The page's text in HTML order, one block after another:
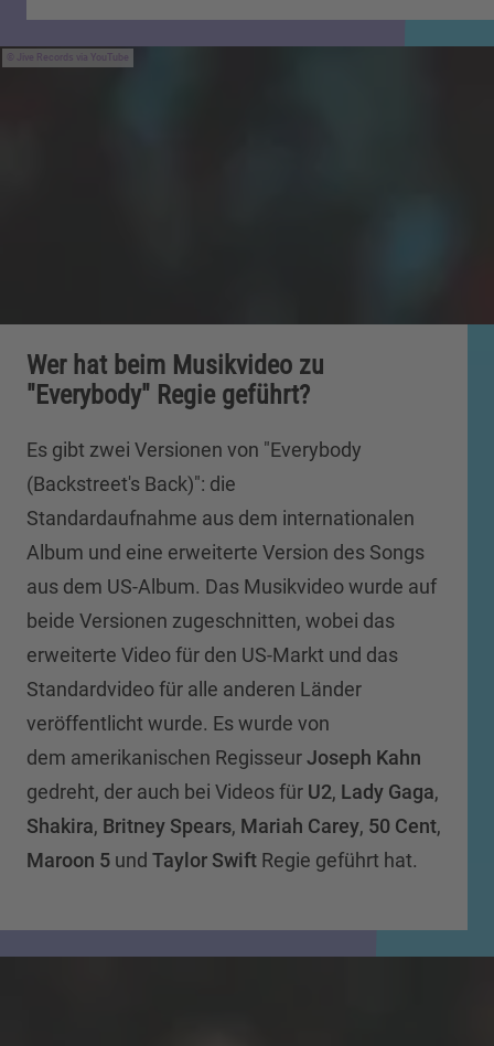
Jive Records via YouTube
Wer hat beim Musikvideo zu
"Everybody" Regie geführt?
Es gibt zwei Versionen von "Everybody
(Backstreet's Back)": die
Standardaufnahme aus dem internationalen
Album und eine erweiterte Version des Songs
aus dem US-Album. Das Musikvideo wurde auf
beide Versionen zugeschnitten, wobei das
erweiterte Video für den US-Markt und das
Standardvideo für alle anderen Länder
veröffentlicht wurde. Es wurde von
dem amerikanischen RegisseurJoseph Kahn
gedreht, der auch bei Videos für U2, Lady Gaga,
Shakira, Britney Spears, Mariah Carey, 50 Cent,
Maroon 5 und Taylor Swift Regie geführt hat.